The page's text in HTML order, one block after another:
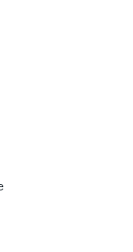
der